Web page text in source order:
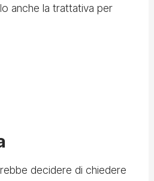
anche la trattativa per
decidere di chiedere